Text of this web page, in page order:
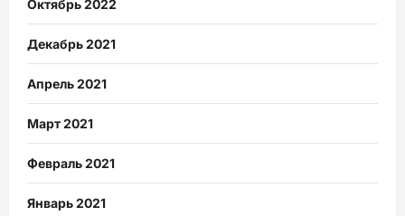
Октябрь 2022
Декабрь 2021
Апрель 2021
Март 2021
Февраль 2021
Январь 2021